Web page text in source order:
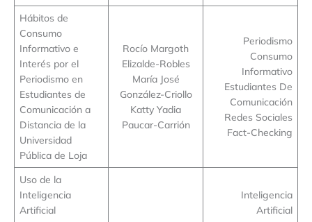
Hábitos de
Consumo
Informativo e
Interés por el
Periodismo en
Estudiantes de
Comunicación a
Distancia de la
Universidad
Pública de Loja
Rocío Margoth
Elizalde-Robles
María José
González-Criollo
Katty Yadia
Paucar-Carrión
Periodismo
Consumo
Informativo
Estudiantes De
Comunicación
Redes Sociales
Fact-Checking
Uso de la
Inteligencia
Artificial
Inteligencia
Artificial